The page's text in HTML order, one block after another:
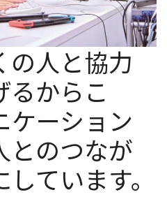
の人と協力
るからこ
ケーション
とのつなが
ています。